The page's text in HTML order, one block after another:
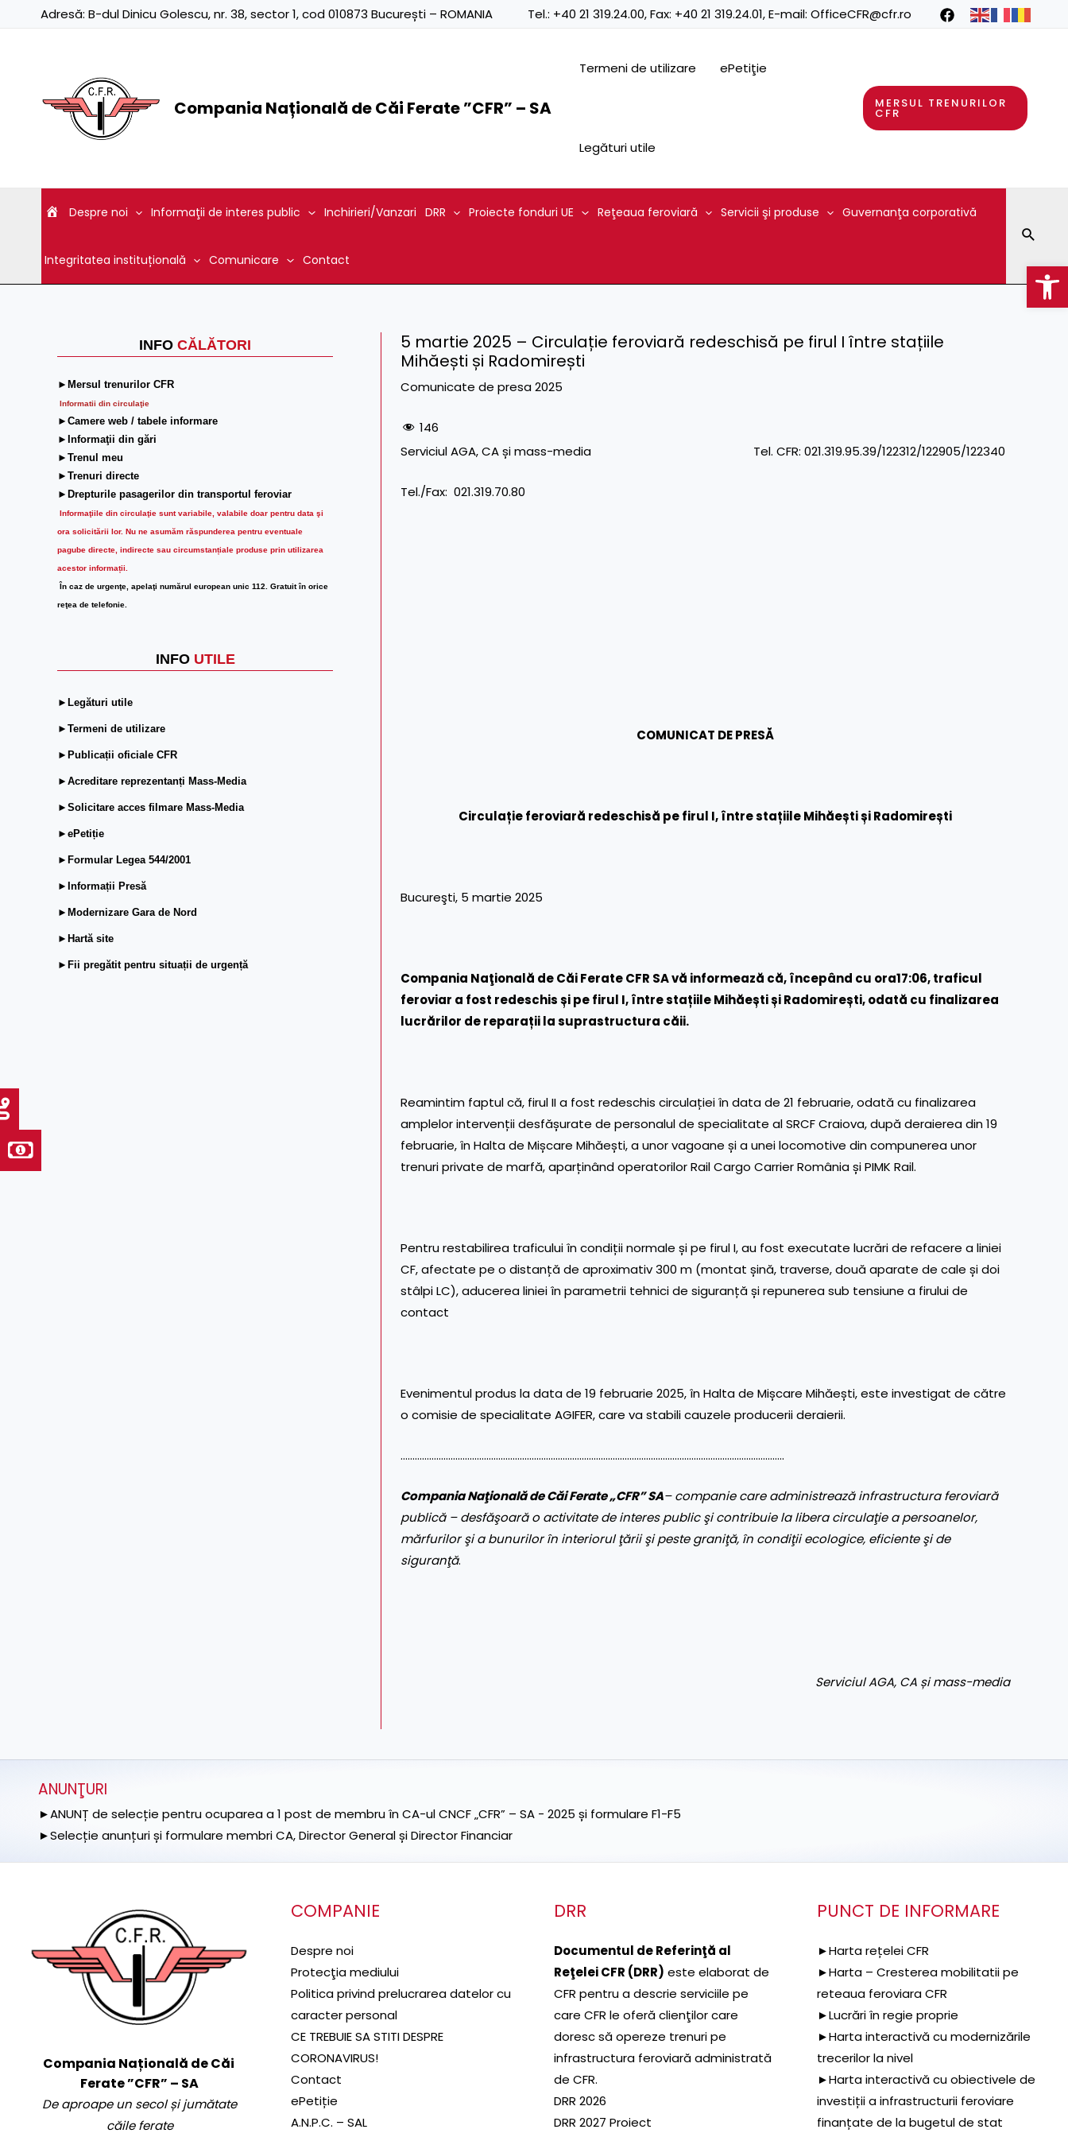
Adresă: B-dul Dinicu Golescu, nr. 38, sector 1, cod 010873 București – ROMANIA Tel.: +40 21 319.24.00, Fax: +40 21 319.24.01, E-mail: OfficeCFR@cfr.ro
Compania Națională de Căi Ferate ”CFR” – SA
Termeni de utilizare ePetiţie
Legături utile
MERSUL TRENURILOR
CFR
Despre noi Informaţii de interes public Inchirieri/Vanzari DRR Proiecte fonduri UE Reţeaua feroviară Servicii şi produse Guvernanţa corporativă
Integritatea instituțională Comunicare Contact
INFO CĂLĂTORI
►Mersul trenurilor CFR
Informatii din circulaţie
►Camere web / tabele informare
►Informaţii din gări
►Trenul meu
►Trenuri directe
►Drepturile pasagerilor din transportul feroviar
Informaţiile din circulaţie sunt variabile, valabile doar pentru data şi
ora solicitării lor. Nu ne asumăm răspunderea pentru eventuale
pagube directe, indirecte sau circumstanțiale produse prin utilizarea
acestor informații.
În caz de urgenţe, apelaţi numărul european unic 112. Gratuit în orice
reţea de telefonie.
INFO UTILE
►Legături utile
►Termeni de utilizare
►Publicații oficiale CFR
►Acreditare reprezentanți Mass-Media
►Solicitare acces filmare Mass-Media
►ePetiție
►Formular Legea 544/2001
►Informații Presă
►Modernizare Gara de Nord
►Hartă site
►Fii pregătit pentru situații de urgență
5 martie 2025 – Circulație feroviară redeschisă pe firul I între stațiile
Mihăești și Radomirești
Comunicate de presa 2025
146
Serviciul AGA, CA și mass-media Tel. CFR: 021.319.95.39/122312/122905/122340
Tel./Fax: 021.319.70.80
COMUNICAT DE PRESĂ
Circulație feroviară redeschisă pe firul I, între stațiile Mihăești și Radomirești
Bucureşti, 5 martie 2025
Compania Naţională de Căi Ferate CFR SA vă informează că, începând cu ora17:06, traficul
feroviar a fost redeschis și pe firul I, între stațiile Mihăești și Radomirești, odată cu finalizarea
lucrărilor de reparații la suprastructura căii.
Reamintim faptul că, firul II a fost redeschis circulației în data de 21 februarie, odată cu finalizarea
amplelor intervenții desfășurate de personalul de specialitate al SRCF Craiova, după deraierea din 19
februarie, în Halta de Mișcare Mihăești, a unor vagoane și a unei locomotive din compunerea unor
trenuri private de marfă, aparținând operatorilor Rail Cargo Carrier România și PIMK Rail.
Pentru restabilirea traficului în condiții normale și pe firul I, au fost executate lucrări de refacere a liniei
CF, afectate pe o distanță de aproximativ 300 m (montat șină, traverse, două aparate de cale și doi
stâlpi LC), aducerea liniei în parametrii tehnici de siguranță și repunerea sub tensiune a firului de
contact
Evenimentul produs la data de 19 februarie 2025, în Halta de Mișcare Mihăești, este investigat de către
o comisie de specialitate AGIFER, care va stabili cauzele producerii deraierii.
……………………………………………………………………………………………………………………………………………..
Compania Naţională de Căi Ferate „CFR” SA– companie care administrează infrastructura feroviară
publică – desfăşoară o activitate de interes public şi contribuie la libera circulaţie a persoanelor,
mărfurilor şi a bunurilor în interiorul ţării şi peste graniţă, în condiţii ecologice, eficiente şi de
siguranţă.
Serviciul AGA, CA și mass-media
ANUNŢURI
►ANUNȚ de selecție pentru ocuparea a 1 post de membru în CA-ul CNCF „CFR” – SA - 2025 și formulare F1-F5
►Selecție anunțuri și formulare membri CA, Director General și Director Financiar
Compania Națională de Căi
Ferate ”CFR” – SA
De aproape un secol și jumătate
căile ferate
COMPANIE
Despre noi
Protecţia mediului
Politica privind prelucrarea datelor cu
caracter personal
CE TREBUIE SA STITI DESPRE
CORONAVIRUS!
Contact
ePetiție
A.N.P.C. – SAL
DRR
Documentul de Referinţă al
Reţelei CFR (DRR) este elaborat de
CFR pentru a descrie serviciile pe
care CFR le oferă clienţilor care
doresc să opereze trenuri pe
infrastructura feroviară administrată
de CFR.
DRR 2026
DRR 2027 Proiect
PUNCT DE INFORMARE
►Harta rețelei CFR
►Harta – Cresterea mobilitatii pe
reteaua feroviara CFR
►Lucrări în regie proprie
►Harta interactivă cu modernizările
trecerilor la nivel
►Harta interactivă cu obiectivele de
investiții a infrastructurii feroviare
finanțate de la bugetul de stat